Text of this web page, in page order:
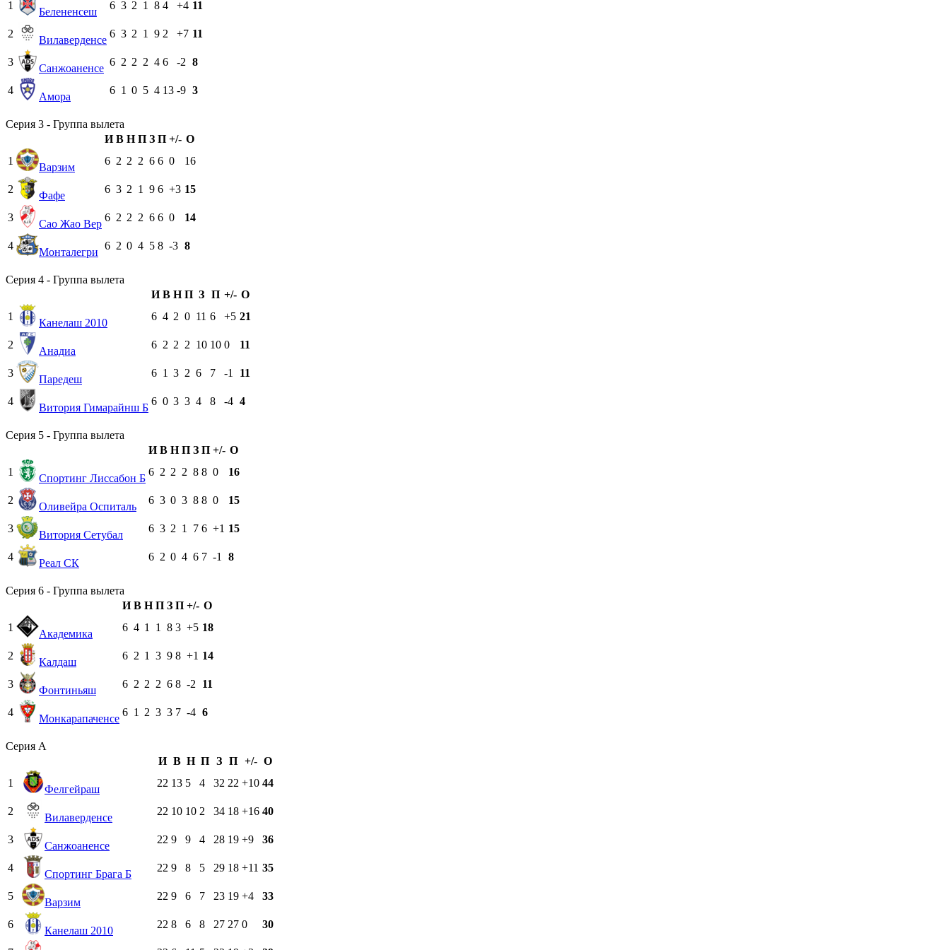
1
Белененсеш
6 3 2 1 8 4 +4 11
2
Вилаверденсе
6 3 2 1 9 2 +7 11
3
Санжоаненсе
6 2 2 2 4 6 -2 8
4
Амора
6 1 0 5 4 13 -9 3
Серия 3 - Группа вылета
И В Н П З П +/- О
1
Варзим
6 2 2 2 6 6 0 16
2
Фафе
6 3 2 1 9 6 +3 15
3
Сао Жао Вер
6 2 2 2 6 6 0 14
4
Монталегри
6 2 0 4 5 8 -3 8
Серия 4 - Группа вылета
И В Н П З П +/- О
1
Канелаш 2010
6 4 2 0 11 6 +5 21
2
Анадиа
6 2 2 2 10 10 0 11
3
Паредеш
6 1 3 2 6 7 -1 11
4
Витория Гимарайнш Б
6 0 3 3 4 8 -4 4
Серия 5 - Группа вылета
И В Н П З П +/- О
1
Спортинг Лиссабон Б
6 2 2 2 8 8 0 16
2
Оливейра Оспиталь
6 3 0 3 8 8 0 15
3
Витория Сетубал
6 3 2 1 7 6 +1 15
4
Реал СК
6 2 0 4 6 7 -1 8
Серия 6 - Группа вылета
И В Н П З П +/- О
1
Академика
6 4 1 1 8 3 +5 18
2
Калдаш
6 2 1 3 9 8 +1 14
3
Фонтиньяш
6 2 2 2 6 8 -2 11
4
Монкарапаченсе
6 1 2 3 3 7 -4 6
Серия А
И В Н П З П +/- О
1
Фелгейраш
22 13 5 4 32 22 +10 44
2
Вилаверденсе
22 10 10 2 34 18 +16 40
3
Санжоаненсе
22 9 9 4 28 19 +9 36
4
Cпортинг Брага Б
22 9 8 5 29 18 +11 35
5
Варзим
22 9 6 7 23 19 +4 33
6
Канелаш 2010
22 8 6 8 27 27 0 30